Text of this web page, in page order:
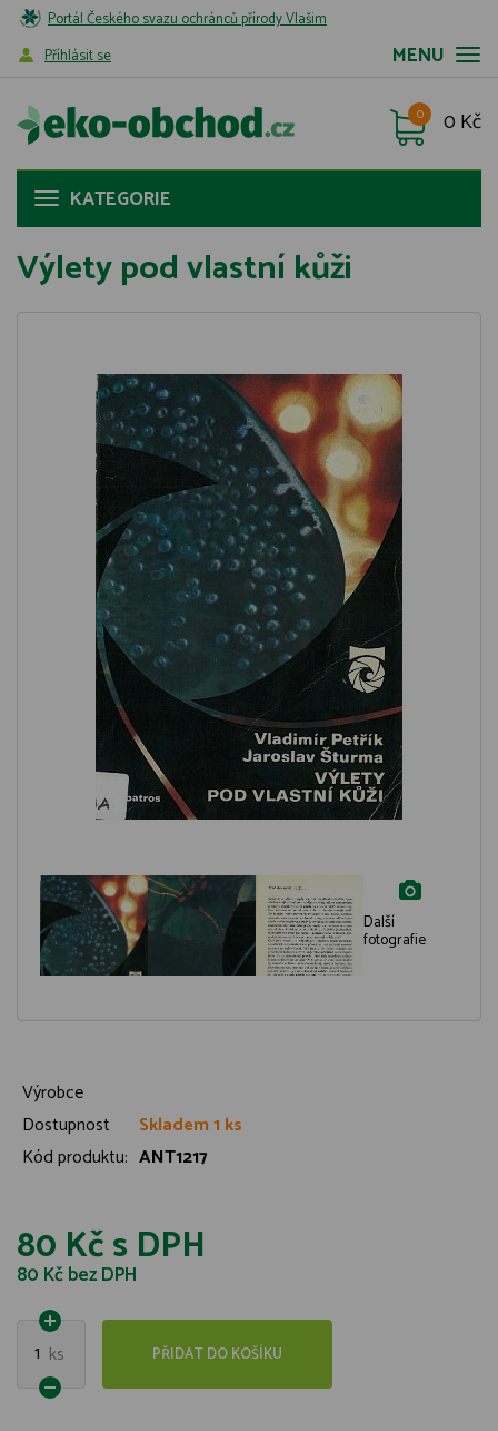
Portál Českého svazu ochránců přírody Vlašim
MENU
Příhlásit se
0 Kč
0
KATEGORIE
Výlety pod vlastní kůži
Další
fotografie
Výrobce
Dostupnost
Skladem 1 ks
Kód produktu: ANT1217
80 Kčs DPH
80 Kčbez DPH
1 ks PŘIDAT DO KOŠÍKU